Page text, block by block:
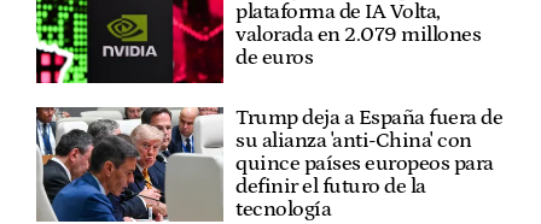
plataforma de IA Volta,
valorada en 2.079 millones
de euros
Trump deja a España fuera de
su alianza 'anti-China' con
quince países europeos para
definir el futuro de la
tecnología